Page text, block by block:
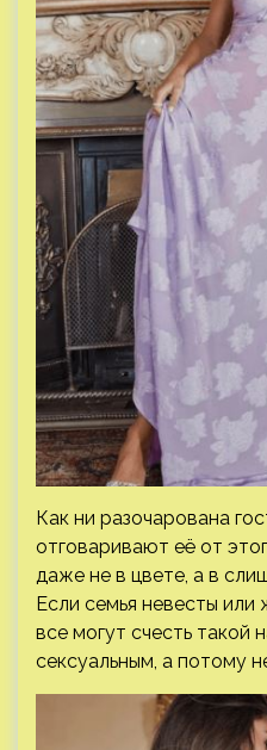
Как ни разочарована
отговаривают её от
даже не в цвете, а в
Если семья невесты или
все могут счесть такой
сексуальным, а потому